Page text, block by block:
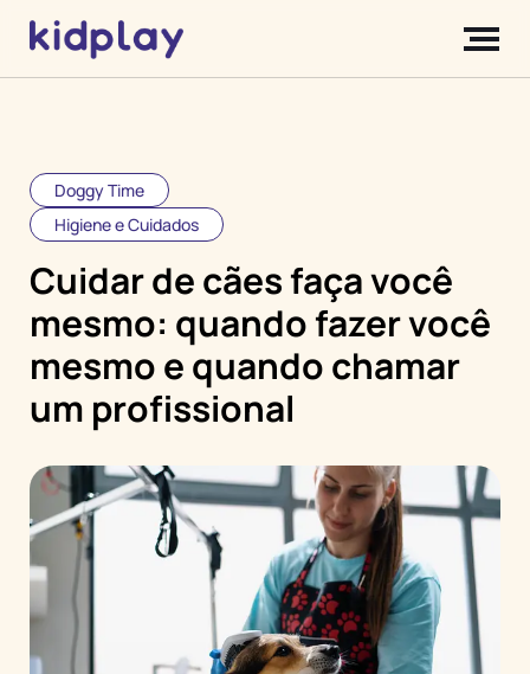
Doggy Time
Higiene e Cuidados
Cuidar de cães faça você
mesmo: quando fazer você
mesmo e quando chamar
um profissional